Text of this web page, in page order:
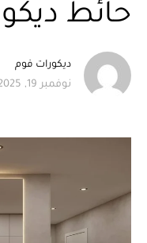
حائط
ديكورات فوم
نوفمبر 19, 2025